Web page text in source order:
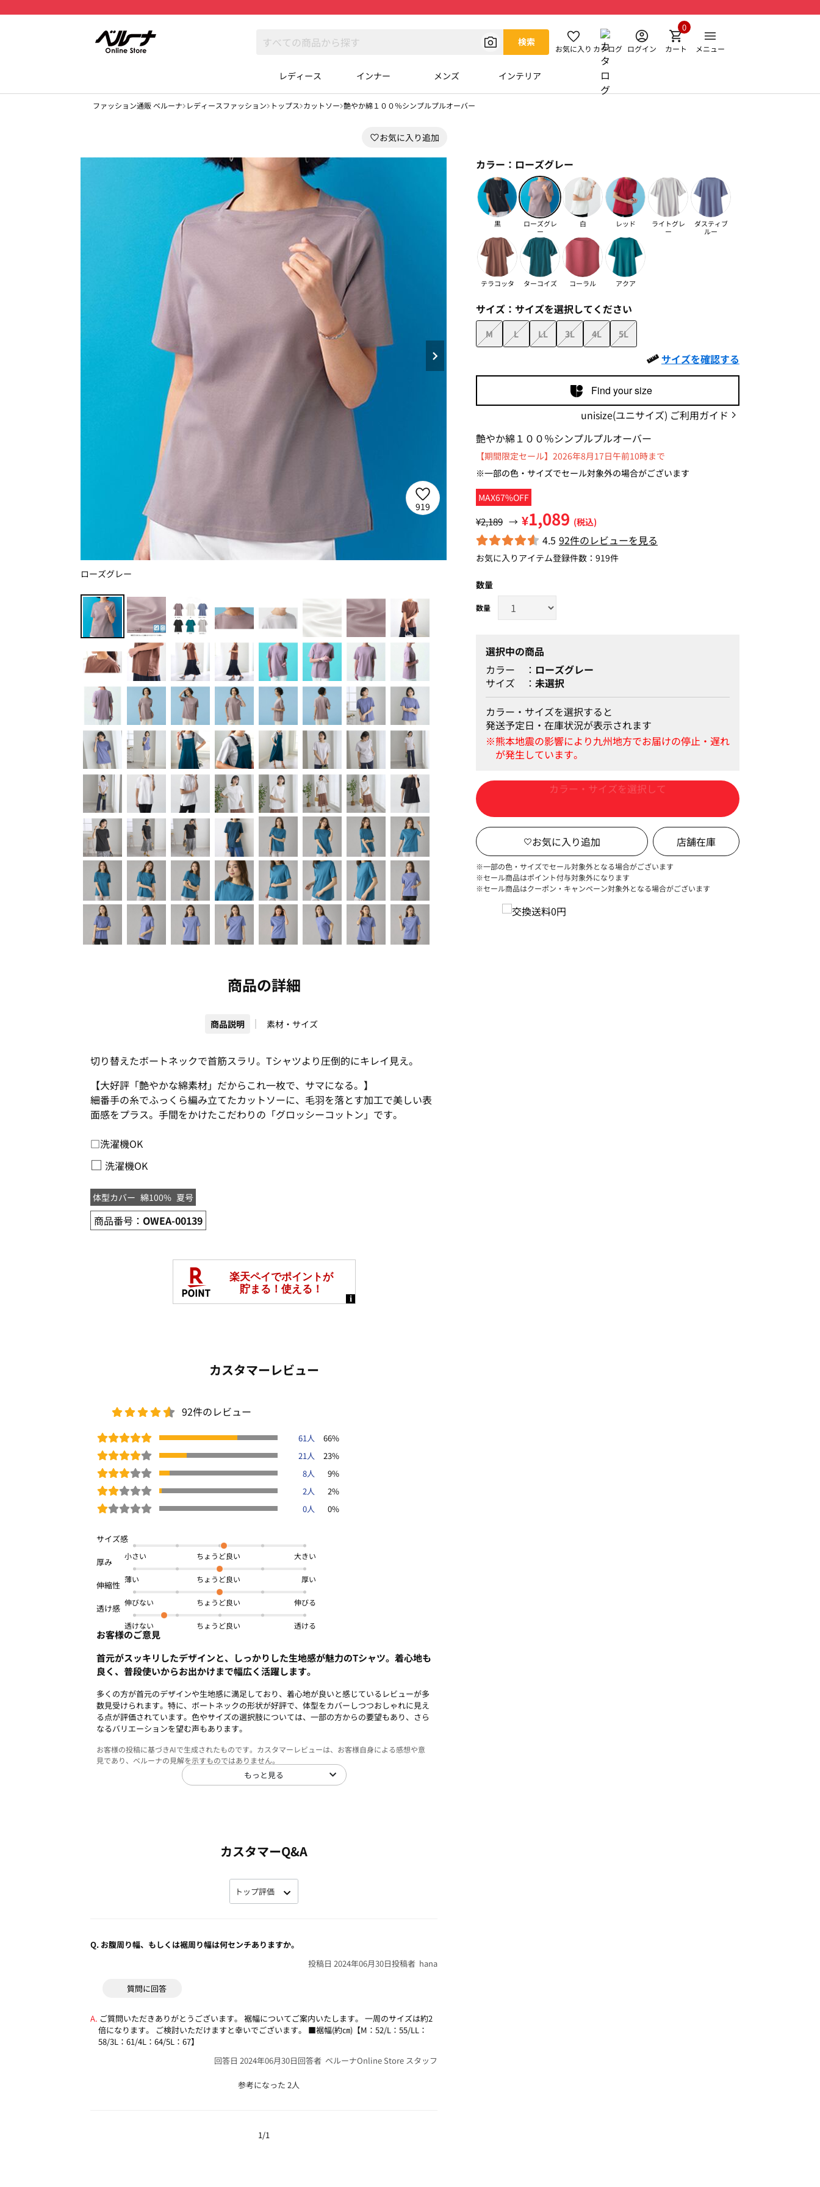
検索
お気に入り カタログ ログイン カート
0
メニュー
レディース インナー メンズ インテリア
ファッション通販 ベルーナ レディースファッション トップス カットソー 艶やか綿１００％シンプルプルオーバー
919
ローズグレー
商品の詳細
商品説明 素材・サイズ
切り替えたボートネックで首筋スラリ。Tシャツより圧倒的にキレイ見え。
【大好評「艶やかな綿素材」だからこれ一枚で、サマになる。】
細番手の糸でふっくら編み立てたカットソーに、毛羽を落とす加工で美しい表
面感をプラス。手間をかけたこだわりの「グロッシーコットン」です。
□洗濯機OK
□ 洗濯機OK
体型カバー 綿100% 夏号
商品番号： OWEA-00139
カスタマーレビュー
92件のレビュー
61人
66%
21人
23%
8人
9%
2人
2%
0人
0%
小さい 大きい
薄い 厚い
伸びない 伸びる
透けない 透ける
お客様のご意見
首元がスッキリしたデザインと、しっかりした生地感が魅力のTシャツ。着心地も
良く、普段使いからお出かけまで幅広く活躍します。
多くの方が首元のデザインや生地感に満足しており、着心地が良いと感じているレビューが多
数見受けられます。特に、ボートネックの形状が好評で、体型をカバーしつつおしゃれに見え
る点が評価されています。色やサイズの選択肢については、一部の方からの要望もあり、さら
なるバリエーションを望む声もあります。
お客様の投稿に基づきAIで生成されたものです。カスタマーレビューは、お客様自身による感想や意
見であり、ベルーナの見解を示すものではありません。
もっと見る
カスタマーQ&A
Q. お腹周り幅、もしくは裾周り幅は何センチありますか。
投稿者 hana
投稿日 2024年06月30日
ご質問いただきありがとうございます。 裾幅についてご案内いたします。 一周のサイズは約2
倍になります。
ご検討いただけますと幸いでございます。
■裾幅(約㎝)【M：52/L：55/LL：
58/3L：61/4L：64/5L：67】
回答者 ベルーナOnline Store スタッフ
回答日 2024年06月30日
参考になった 2人
質問に回答
1/1
カラー： ローズグレー
黒
ローズグレ
ー
白 レッド
ライトグレ
ー
ダスティブ
ルー
テラコッタ ターコイズ コーラル アクア
サイズ： サイズを選択してください
M L LL 3L 4L 5L
サイズを確認する
Find your size
unisize(ユニサイズ) ご利用ガイド
艶やか綿１００％シンプルプルオーバー
MAX67%OFF
【期間限定セール】2026年8月17日午前10時まで
※一部の色・サイズでセール対象外の場合がございます
¥2,189 → ¥1,089 (税込)
4.5 92件のレビューを見る
お気に入りアイテム登録件数： 919件
数量
選択中の商品
カラー
ローズグレー
サイズ
未選択
カラー・サイズを選択すると
発送予定日・在庫状況が表示されます
店舗在庫
※一部の色・サイズでセール対象外となる場合がございます
※セール商品はポイント付与対象外になります
※セール商品はクーポン・キャンペーン対象外となる場合がございます